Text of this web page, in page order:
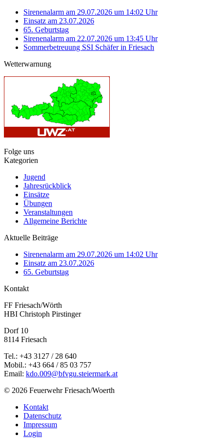
Sirenenalarm am 29.07.2026 um 14:02 Uhr
Einsatz am 23.07.2026
65. Geburtstag
Sirenenalarm am 22.07.2026 um 13:45 Uhr
Sommerbetreuung SSI Schäfer in Friesach
Wetterwarnung
Folge uns
Kategorien
Jugend
Jahresrückblick
Einsätze
Übungen
Veranstaltungen
Allgemeine Berichte
Aktuelle Beiträge
Sirenenalarm am 29.07.2026 um 14:02 Uhr
Einsatz am 23.07.2026
65. Geburtstag
Kontakt
FF Friesach/Wörth
HBI Christoph Pirstinger
Dorf 10
8114 Friesach
Tel.: +43 3127 / 28 640
Mobil.: +43 664 / 85 03 757
Email: kdo.009@bfvgu.steiermark.at
© 2026 Feuerwehr Friesach/Woerth
Kontakt
Datenschutz
Impressum
Login